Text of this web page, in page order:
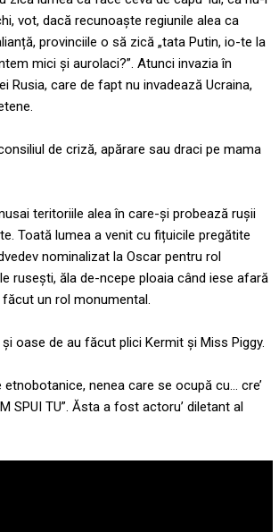
vot, dacă recunoaște regiunile alea ca
provinciile o să zică „tata Putin, io-te la
mici și aurolaci?”. Atunci invazia în
Rusia, care de fapt nu invadează Ucraina,
de criză, apărare sau draci pe mama
teritoriile alea în care-și probează rușii
Toată lumea a venit cu fițuicile pregătite
nominalizat la Oscar pentru rol
rusești, ăla de-ncepe ploaia când iese afară
un rol monumental.
oase de au făcut plici Kermit și Miss Piggy.
nenea care se ocupă cu… cre’
SPUI TU”. Ăsta a fost actoru’ diletant al